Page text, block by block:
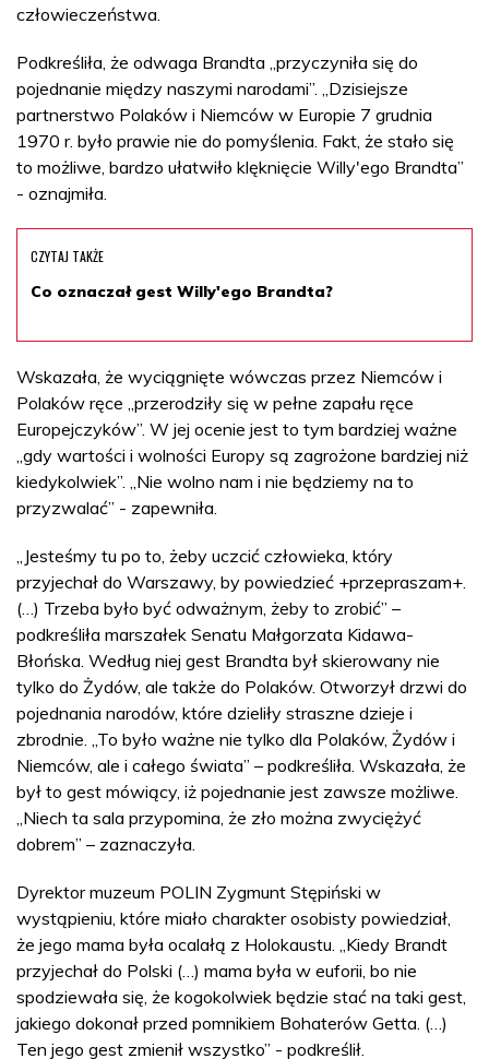
człowieczeństwa.
Podkreśliła, że odwaga Brandta „przyczyniła się do
pojednanie między naszymi narodami”. „Dzisiejsze
partnerstwo Polaków i Niemców w Europie 7 grudnia
1970 r. było prawie nie do pomyślenia. Fakt, że stało się
to możliwe, bardzo ułatwiło klęknięcie Willy'ego Brandta”
- oznajmiła.
CZYTAJ TAKŻE
Co oznaczał gest Willy'ego Brandta?
Wskazała, że wyciągnięte wówczas przez Niemców i
Polaków ręce „przerodziły się w pełne zapału ręce
Europejczyków”. W jej ocenie jest to tym bardziej ważne
„gdy wartości i wolności Europy są zagrożone bardziej niż
kiedykolwiek”. „Nie wolno nam i nie będziemy na to
przyzwalać” - zapewniła.
„Jesteśmy tu po to, żeby uczcić człowieka, który
przyjechał do Warszawy, by powiedzieć +przepraszam+.
(…) Trzeba było być odważnym, żeby to zrobić” –
podkreśliła marszałek Senatu Małgorzata Kidawa-
Błońska. Według niej gest Brandta był skierowany nie
tylko do Żydów, ale także do Polaków. Otworzył drzwi do
pojednania narodów, które dzieliły straszne dzieje i
zbrodnie. „To było ważne nie tylko dla Polaków, Żydów i
Niemców, ale i całego świata” – podkreśliła. Wskazała, że
był to gest mówiący, iż pojednanie jest zawsze możliwe.
„Niech ta sala przypomina, że zło można zwyciężyć
dobrem” – zaznaczyła.
Dyrektor muzeum POLIN Zygmunt Stępiński w
wystąpieniu, które miało charakter osobisty powiedział,
że jego mama była ocalałą z Holokaustu. „Kiedy Brandt
przyjechał do Polski (…) mama była w euforii, bo nie
spodziewała się, że kogokolwiek będzie stać na taki gest,
jakiego dokonał przed pomnikiem Bohaterów Getta. (…)
Ten jego gest zmienił wszystko” - podkreślił.